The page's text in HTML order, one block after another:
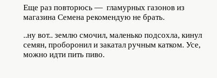
Еще раз повторюсь — гламурных газонов из
магазина Семена рекомендую не брать.
..ну вот.. землю смочил, маленько подсохла, кинул
семян, проборонил и закатал ручным катком. Усе,
можно идти пить пиво.